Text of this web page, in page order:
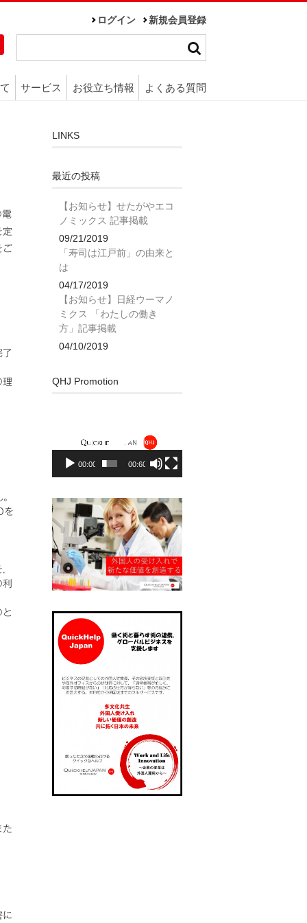
ログイン 新規会員登録
サービス お役立ち情報 よくある質問
定
ご
理
を
た
LINKS
最近の投稿
【お知らせ】せたがやエコ
ノミックス 記事掲載
09/21/2019
「寿司は江戸前」の由来と
は
04/17/2019
【お知らせ】日経ウーマノ
ミクス 「わたしの働き
方」記事掲載
04/10/2019
QHJ Promotion
レ
ー
00:00 00:60